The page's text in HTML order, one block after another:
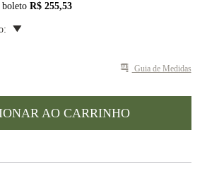
boletoR$ 255,53
Guia de Medidas